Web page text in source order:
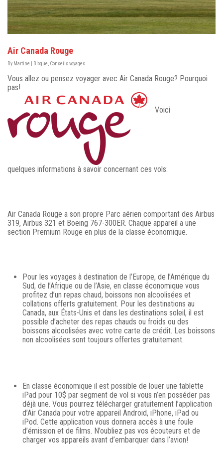
Air Canada Rouge
By Martine Blogue, Conseils voyages
Vous allez ou pensez voyager avec Air Canada Rouge? Pourquoi
pas!
Voici
quelques informations à savoir concernant ces vols:
Air Canada Rouge a son propre Parc aérien comportant des Airbus
319, Airbus 321 et Boeing 767-300ER. Chaque appareil a une
section Premium Rouge en plus de la classe économique.
Pour les voyages à destination de l’Europe, de l’Amérique du
Sud, de l’Afrique ou de l’Asie, en classe économique vous
profitez d’un repas chaud, boissons non alcoolisées et
collations offerts gratuitement. Pour les destinations au
Canada, aux États-Unis et dans les destinations soleil, il est
possible d’acheter des repas chauds ou froids ou des
boissons alcoolisées avec votre carte de crédit. Les boissons
non alcoolisées sont toujours offertes gratuitement.
En classe économique il est possible de louer une tablette
iPad pour 10$ par segment de vol si vous n’en posséder pas
déjà une. Vous pourrez télécharger gratuitement l’application
d’Air Canada pour votre appareil Android, iPhone, iPad ou
iPod. Cette application vous donnera accès à une foule
d’émission et de films. N’oubliez pas vos écouteurs et de
charger vos appareils avant d’embarquer dans l’avion!